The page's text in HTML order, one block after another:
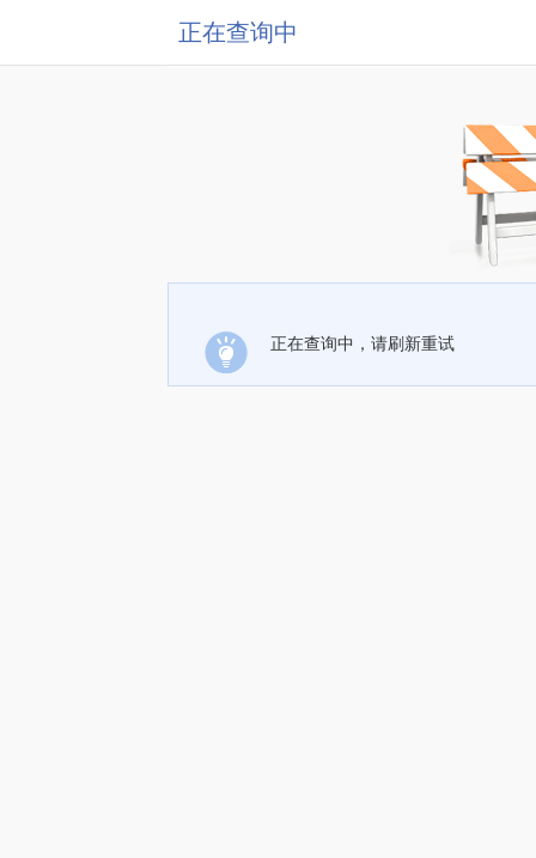
正在查询中
正在查询中，请刷新重试